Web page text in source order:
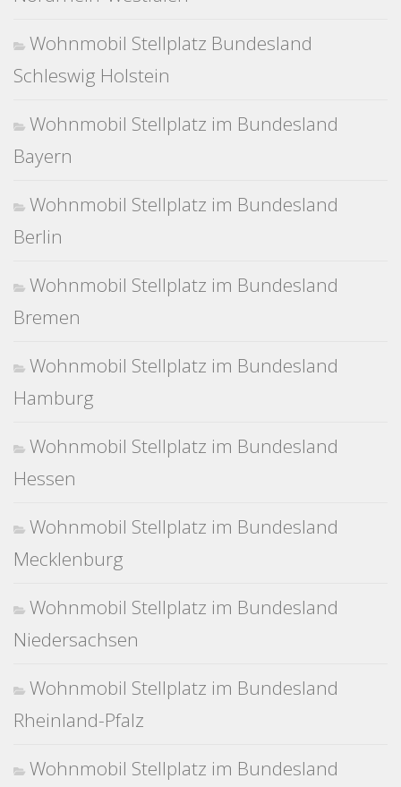
Wohnmobil Stellplatz Bundesland
Schleswig Holstein
Wohnmobil Stellplatz im Bundesland
Bayern
Wohnmobil Stellplatz im Bundesland
Berlin
Wohnmobil Stellplatz im Bundesland
Bremen
Wohnmobil Stellplatz im Bundesland
Hamburg
Wohnmobil Stellplatz im Bundesland
Hessen
Wohnmobil Stellplatz im Bundesland
Mecklenburg
Wohnmobil Stellplatz im Bundesland
Niedersachsen
Wohnmobil Stellplatz im Bundesland
Rheinland-Pfalz
Wohnmobil Stellplatz im Bundesland